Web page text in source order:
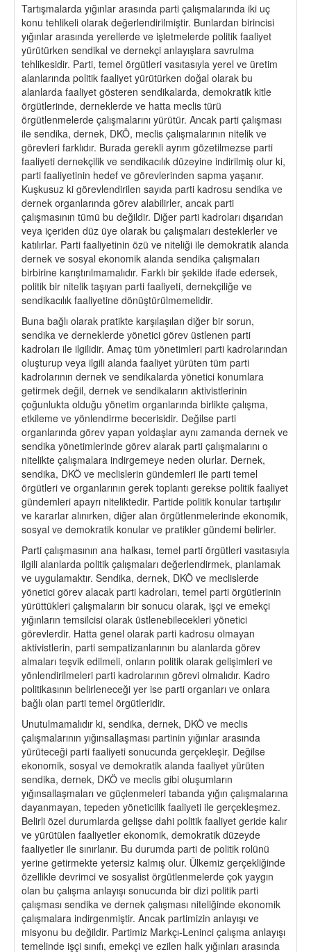
Tartışmalarda yığınlar arasında parti çalışmalarında iki uç
konu tehlikeli olarak değerlendirilmiştir. Bunlardan birincisi
yığınlar arasında yerellerde ve işletmelerde politik faaliyet
yürütürken sendikal ve dernekçi anlayışlara savrulma
tehlikesidir. Parti, temel örgütleri vasıtasıyla yerel ve üretim
alanlarında politik faaliyet yürütürken doğal olarak bu
alanlarda faaliyet gösteren sendikalarda, demokratik kitle
örgütlerinde, derneklerde ve hatta meclis türü
örgütlenmelerde çalışmalarını yürütür. Ancak parti çalışması
ile sendika, dernek, DKÖ, meclis çalışmalarının nitelik ve
görevleri farklıdır. Burada gerekli ayrım gözetilmezse parti
faaliyeti dernekçilik ve sendikacılık düzeyine indirilmiş olur ki,
parti faaliyetinin hedef ve görevlerinden sapma yaşanır.
Kuşkusuz ki görevlendirilen sayıda parti kadrosu sendika ve
dernek organlarında görev alabilirler, ancak parti
çalışmasının tümü bu değildir. Diğer parti kadroları dışarıdan
veya içeriden düz üye olarak bu çalışmaları desteklerler ve
katılırlar. Parti faaliyetinin özü ve niteliği ile demokratik alanda
dernek ve sosyal ekonomik alanda sendika çalışmaları
birbirine karıştırılmamalıdır. Farklı bir şekilde ifade edersek,
politik bir nitelik taşıyan parti faaliyeti, dernekçiliğe ve
sendikacılık faaliyetine dönüştürülmemelidir.
Buna bağlı olarak pratikte karşılaşılan diğer bir sorun,
sendika ve derneklerde yönetici görev üstlenen parti
kadroları ile ilgilidir. Amaç tüm yönetimleri parti kadrolarından
oluşturup veya ilgili alanda faaliyet yürüten tüm parti
kadrolarının dernek ve sendikalarda yönetici konumlara
getirmek değil, dernek ve sendikaların aktivistlerinin
çoğunlukta olduğu yönetim organlarında birlikte çalışma,
etkileme ve yönlendirme becerisidir. Değilse parti
organlarında görev yapan yoldaşlar aynı zamanda dernek ve
sendika yönetimlerinde görev alarak parti çalışmalarını o
nitelikte çalışmalara indirgemeye neden olurlar. Dernek,
sendika, DKÖ ve meclislerin gündemleri ile parti temel
örgütleri ve organlarının gerek toplantı gerekse politik faaliyet
gündemleri apayrı niteliktedir. Partide politik konular tartışılır
ve kararlar alınırken, diğer alan örgütlenmelerinde ekonomik,
sosyal ve demokratik konular ve pratikler gündemi belirler.
Parti çalışmasının ana halkası, temel parti örgütleri vasıtasıyla
ilgili alanlarda politik çalışmaları değerlendirmek, planlamak
ve uygulamaktır. Sendika, dernek, DKÖ ve meclislerde
yönetici görev alacak parti kadroları, temel parti örgütlerinin
yürüttükleri çalışmaların bir sonucu olarak, işçi ve emekçi
yığınların temsilcisi olarak üstlenebilecekleri yönetici
görevlerdir. Hatta genel olarak parti kadrosu olmayan
aktivistlerin, parti sempatizanlarının bu alanlarda görev
almaları teşvik edilmeli, onların politik olarak gelişimleri ve
yönlendirilmeleri parti kadrolarının görevi olmalıdır. Kadro
politikasının belirleneceği yer ise parti organları ve onlara
bağlı olan parti temel örgütleridir.
Unutulmamalıdır ki, sendika, dernek, DKÖ ve meclis
çalışmalarının yığınsallaşması partinin yığınlar arasında
yürüteceği parti faaliyeti sonucunda gerçekleşir. Değilse
ekonomik, sosyal ve demokratik alanda faaliyet yürüten
sendika, dernek, DKÖ ve meclis gibi oluşumların
yığınsallaşmaları ve güçlenmeleri tabanda yığın çalışmalarına
dayanmayan, tepeden yöneticilik faaliyeti ile gerçekleşmez.
Belirli özel durumlarda gelişse dahi politik faaliyet geride kalır
ve yürütülen faaliyetler ekonomik, demokratik düzeyde
faaliyetler ile sınırlanır. Bu durumda parti de politik rolünü
yerine getirmekte yetersiz kalmış olur. Ülkemiz gerçekliğinde
özellikle devrimci ve sosyalist örgütlenmelerde çok yaygın
olan bu çalışma anlayışı sonucunda bir dizi politik parti
çalışması sendika ve dernek çalışması niteliğinde ekonomik
çalışmalara indirgenmiştir. Ancak partimizin anlayışı ve
misyonu bu değildir. Partimiz Markçı-Leninci çalışma anlayışı
temelinde işçi sınıfı, emekçi ve ezilen halk yığınları arasında